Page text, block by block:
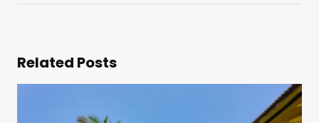
Related Posts